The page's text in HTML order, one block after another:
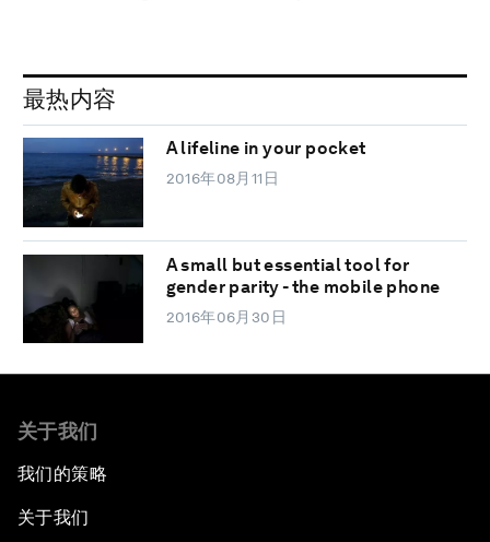
最热内容
A lifeline in your pocket
2016年08月11日
A small but essential tool for
gender parity - the mobile phone
2016年06月30日
关于我们
我们的策略
关于我们